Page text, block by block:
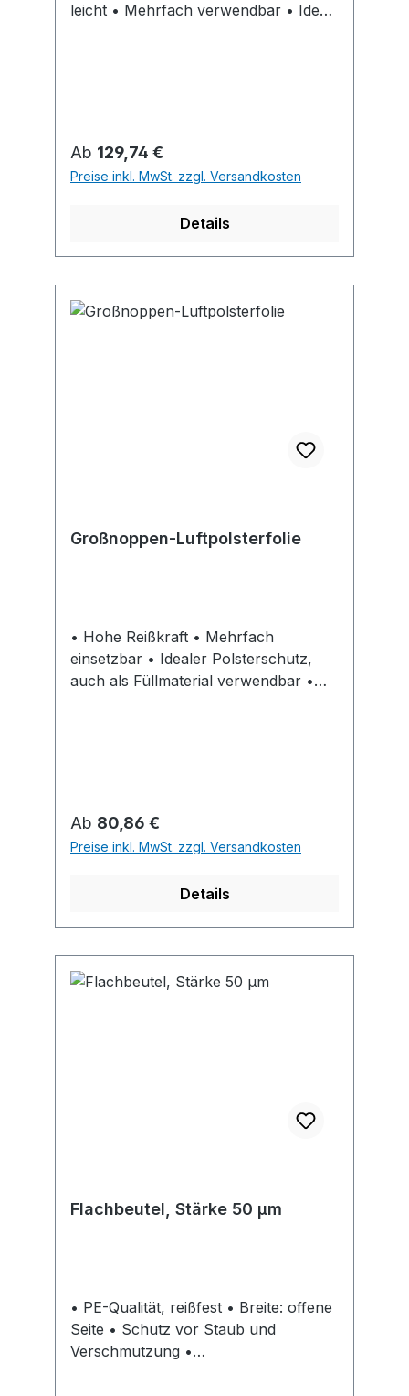
leicht • Mehrfach verwendbar • Ideal
perforiert lieferbar.
Regulärer Preis:
Ab 129,74 €
Preise inkl. MwSt. zzgl. Versandkosten
Details
Großnoppen-Luftpolsterfolie
• Hohe Reißkraft • Mehrfach
einsetzbar • Idealer Polsterschutz,
auch als Füllmaterial verwendbar •
Regulärer Preis:
Ab 80,86 €
Preise inkl. MwSt. zzgl. Versandkosten
Details
Flachbeutel, Stärke 50 µm
• PE-Qualität, reißfest • Breite: offene
Seite • Schutz vor Staub und
Verschmutzung •